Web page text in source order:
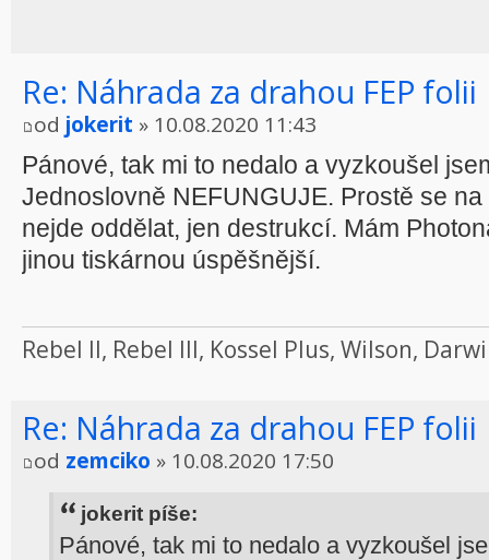
Re: Náhrada za drahou FEP folii
od jokerit » 10.08.2020 11:43
Pánové, tak mi to nedalo a vyzkoušel
Jednoslovně NEFUNGUJE. Prostě se
nejde oddělat, jen destrukcí. Mám
jinou tiskárnou úspěšnější.
Rebel II, Rebel III, Kossel Plus, Wilson,
Re: Náhrada za drahou FEP folii
od zemciko » 10.08.2020 17:50
jokerit píše:
Pánové, tak mi to nedalo a vyzkoušel